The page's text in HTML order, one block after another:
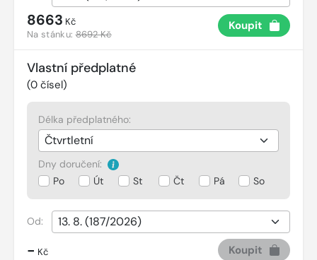
8663 Kč
Na stánku:8692 Kč
Koupit
Vlastní předplatné
(0 čísel)
Délka předplatného:
Dny doručení:
Po
Út St Čt Pá So
Od:
- Kč Koupit